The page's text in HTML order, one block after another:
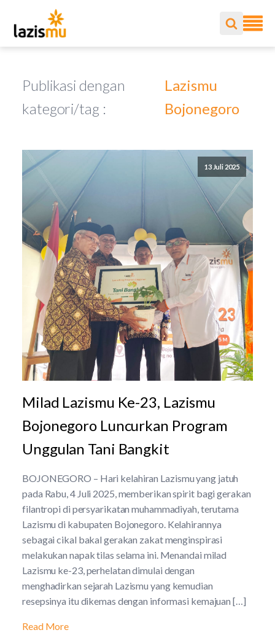
Publikasi dengan
kategori/tag :
Lazismu
Bojonegoro
13 Juli 2025
Milad Lazismu Ke-23, Lazismu
Bojonegoro Luncurkan Program
Unggulan Tani Bangkit
BOJONEGORO – Hari kelahiran Lazismu yang jatuh
pada Rabu, 4 Juli 2025, memberikan spirit bagi gerakan
filantropi di persyarikatan muhammadiyah, terutama
Lazismu di kabupaten Bojonegoro. Kelahirannya
sebagai cikal bakal gerakan zakat menginspirasi
melakukan napak tilas selama ini. Menandai milad
Lazismu ke-23, perhelatan dimulai dengan
menghadirkan sejarah Lazismu yang kemudian
resepsinya itu dikemas dengan informasi kemajuan […]
Read More